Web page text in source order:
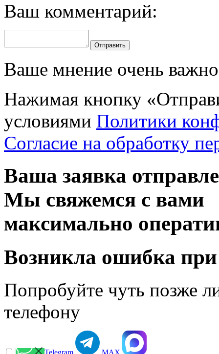
Ваш комментарий:
Отправить
Ваше мнение очень
Нажимая кнопку
условиями Политики
Согласие на обработку
Ваша заявка
Мы свяжемся с вами
максимально
Возникла ошибка при
Попробуйте чуть позже
телефону